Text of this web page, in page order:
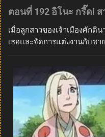
ตอนที่ 192 อิโนะ กรี๊ด!
เมื่อลูกสาวของเจ้าเมืองศัก
เธอและจัดการแต่งงานกับช